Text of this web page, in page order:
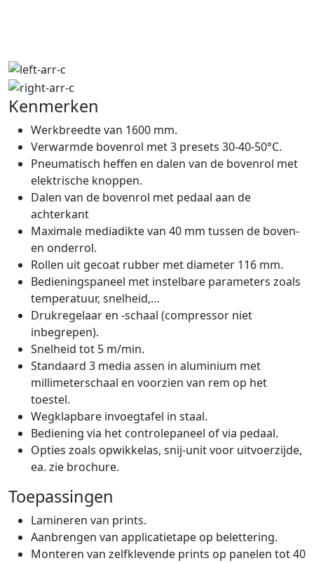
Kenmerken
Werkbreedte van 1600 mm.
Verwarmde bovenrol met 3 presets 30-40-50°C.
Pneumatisch heffen en dalen van de bovenrol met
elektrische knoppen.
Dalen van de bovenrol met pedaal aan de
achterkant
Maximale mediadikte van 40 mm tussen de boven-
en onderrol.
Rollen uit gecoat rubber met diameter 116 mm.
Bedieningspaneel met instelbare parameters zoals
temperatuur, snelheid,…
Drukregelaar en -schaal (compressor niet
inbegrepen).
Snelheid tot 5 m/min.
Standaard 3 media assen in aluminium met
millimeterschaal en voorzien van rem op het
toestel.
Wegklapbare invoegtafel in staal.
Bediening via het controlepaneel of via pedaal.
Opties zoals opwikkelas, snij-unit voor uitvoerzijde,
ea. zie brochure.
Toepassingen
Lamineren van prints.
Aanbrengen van applicatietape op belettering.
Monteren van zelfklevende prints op panelen tot 40